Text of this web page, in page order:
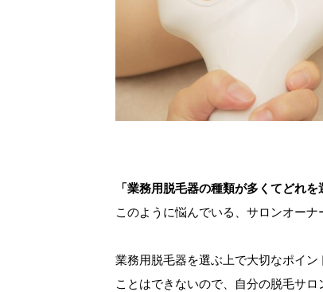
「業務用脱毛器の種類が多くてどれを
このように悩んでいる、サロンオーナ
業務用脱毛器を選ぶ上で大切なポイ
ことはできないので、自分の脱毛サ